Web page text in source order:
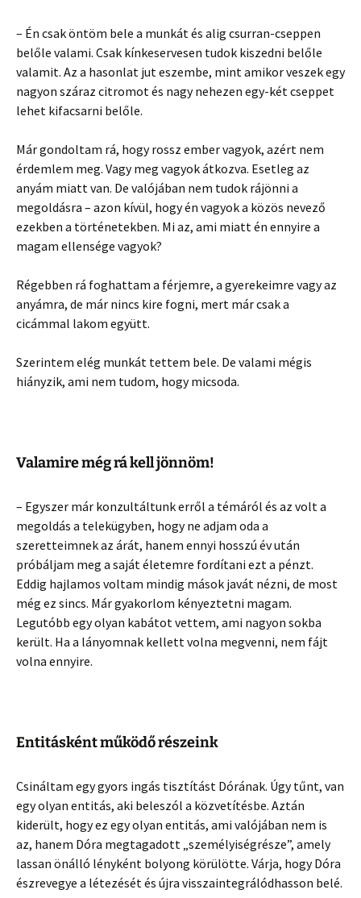
– Én csak öntöm bele a munkát és alig csurran-cseppen
belőle valami. Csak kínkeservesen tudok kiszedni belőle
valamit. Az a hasonlat jut eszembe, mint amikor veszek egy
nagyon száraz citromot és nagy nehezen egy-két cseppet
lehet kifacsarni belőle.
Már gondoltam rá, hogy rossz ember vagyok, azért nem
érdemlem meg. Vagy meg vagyok átkozva. Esetleg az
anyám miatt van. De valójában nem tudok rájönni a
megoldásra – azon kívül, hogy én vagyok a közös nevező
ezekben a történetekben. Mi az, ami miatt én ennyire a
magam ellensége vagyok?
Régebben rá foghattam a férjemre, a gyerekeimre vagy az
anyámra, de már nincs kire fogni, mert már csak a
cicámmal lakom együtt.
Szerintem elég munkát tettem bele. De valami mégis
hiányzik, ami nem tudom, hogy micsoda.
Valamire még rá kell jönnöm!
– Egyszer már konzultáltunk erről a témáról és az volt a
megoldás a telekügyben, hogy ne adjam oda a
szeretteimnek az árát, hanem ennyi hosszú év után
próbáljam meg a saját életemre fordítani ezt a pénzt.
Eddig hajlamos voltam mindig mások javát nézni, de most
még ez sincs. Már gyakorlom kényeztetni magam.
Legutóbb egy olyan kabátot vettem, ami nagyon sokba
került. Ha a lányomnak kellett volna megvenni, nem fájt
volna ennyire.
Entitásként működő részeink
Csináltam egy gyors ingás tisztítást Dórának. Úgy tűnt, van
egy olyan entitás, aki beleszól a közvetítésbe. Aztán
kiderült, hogy ez egy olyan entitás, ami valójában nem is
az, hanem Dóra megtagadott „személyiségrésze”, amely
lassan önálló lényként bolyong körülötte. Várja, hogy Dóra
észrevegye a létezését és újra visszaintegrálódhasson belé.